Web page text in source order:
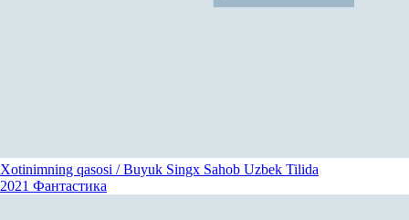
Xotinimning qasosi / Buyuk Singx Sahob Uzbek Tilida
2021 Фантастика